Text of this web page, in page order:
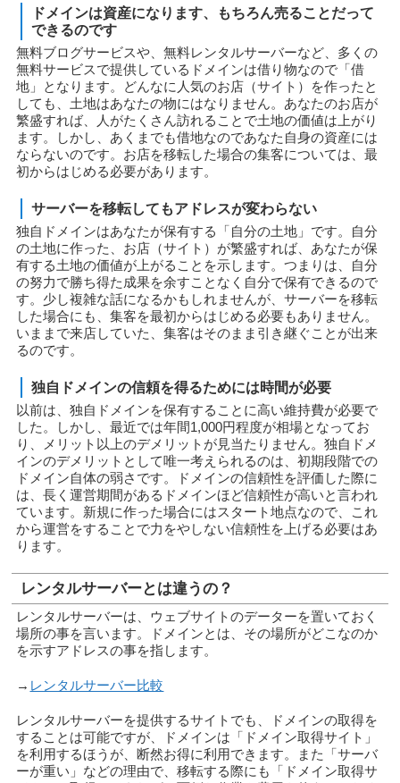
ドメインは資産になります、もちろん売ることだって
できるのです
無料ブログサービスや、無料レンタルサーバーなど、多くの
無料サービスで提供しているドメインは借り物なので「借
地」となります。どんなに人気のお店（サイト）を作ったと
しても、土地はあなたの物にはなりません。あなたのお店が
繁盛すれば、人がたくさん訪れることで土地の価値は上がり
ます。しかし、あくまでも借地なのであなた自身の資産には
ならないのです。お店を移転した場合の集客については、最
初からはじめる必要があります。
サーバーを移転してもアドレスが変わらない
独自ドメインはあなたが保有する「自分の土地」です。自分
の土地に作った、お店（サイト）が繁盛すれば、あなたが保
有する土地の価値が上がることを示します。つまりは、自分
の努力で勝ち得た成果を余すことなく自分で保有できるので
す。少し複雑な話になるかもしれませんが、サーバーを移転
した場合にも、集客を最初からはじめる必要もありません。
いままで来店していた、集客はそのまま引き継ぐことが出来
るのです。
独自ドメインの信頼を得るためには時間が必要
以前は、独自ドメインを保有することに高い維持費が必要で
した。しかし、最近では年間1,000円程度が相場となってお
り、メリット以上のデメリットが見当たりません。独自ドメ
インのデメリットとして唯一考えられるのは、初期段階での
ドメイン自体の弱さです。ドメインの信頼性を評価した際に
は、長く運営期間があるドメインほど信頼性が高いと言われ
ています。新規に作った場合にはスタート地点なので、これ
から運営をすることで力をやしない信頼性を上げる必要はあ
ります。
レンタルサーバーとは違うの？
レンタルサーバーは、ウェブサイトのデーターを置いておく
場所の事を言います。ドメインとは、その場所がどこなのか
を示すアドレスの事を指します。
→ レンタルサーバー比較
レンタルサーバーを提供するサイトでも、ドメインの取得を
することは可能ですが、ドメインは「ドメイン取得サイト」
を利用するほうが、断然お得に利用できます。また「サーバ
ーが重い」などの理由で、移転する際にも「ドメイン取得サ